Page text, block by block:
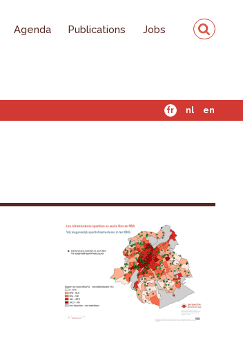
Agenda Publications Jobs
fr nl en